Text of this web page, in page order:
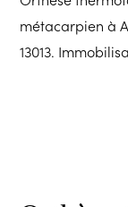
métacarpien à
13013.